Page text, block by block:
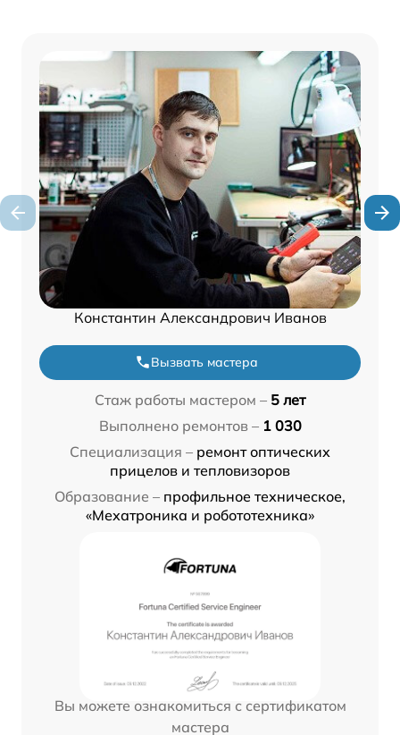
Константин Александрович Иванов
Вызвать мастера
Стаж работы мастером – 5 лет
Выполнено ремонтов – 1 030
Специализация – ремонт оптических
прицелов и тепловизоров
Образование – профильное техническое,
«Мехатроника и робототехника»
Вы можете ознакомиться с сертификатом
мастера